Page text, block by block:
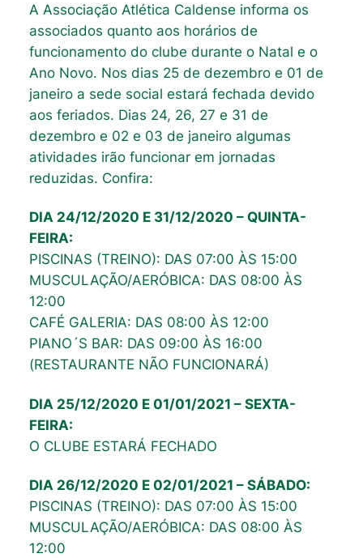
A Associação Atlética Caldense informa os
associados quanto aos horários de
funcionamento do clube durante o Natal e o
Ano Novo. Nos dias 25 de dezembro e 01 de
janeiro a sede social estará fechada devido
aos feriados. Dias 24, 26, 27 e 31 de
dezembro e 02 e 03 de janeiro algumas
atividades irão funcionar em jornadas
reduzidas. Confira:
DIA 24/12/2020 E 31/12/2020 – QUINTA-
FEIRA:
PISCINAS (TREINO): DAS 07:00 ÀS 15:00
MUSCULAÇÃO/AERÓBICA: DAS 08:00 ÀS
12:00
CAFÉ GALERIA: DAS 08:00 ÀS 12:00
PIANO´S BAR: DAS 09:00 ÀS 16:00
(RESTAURANTE NÃO FUNCIONARÁ)
DIA 25/12/2020 E 01/01/2021 – SEXTA-
FEIRA:
O CLUBE ESTARÁ FECHADO
DIA 26/12/2020 E 02/01/2021 – SÁBADO:
PISCINAS (TREINO): DAS 07:00 ÀS 15:00
MUSCULAÇÃO/AERÓBICA: DAS 08:00 ÀS
12:00